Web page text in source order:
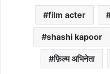
film acter
shashi kapoor
फ़िल्म अभिनेता